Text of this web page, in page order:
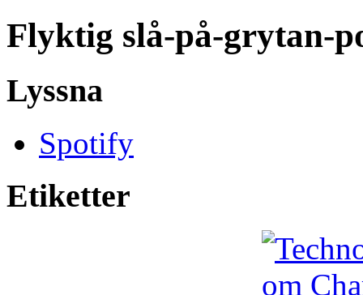
Flyktig slå-på-grytan-
Lyssna
Spotify
Etiketter